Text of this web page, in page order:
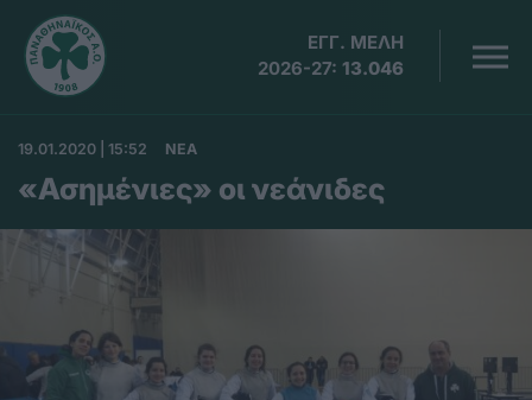
ΕΓΓ. ΜΕΛΗ
2026-27: 13.046
19.01.2020 | 15:52 ΝΕΑ
«Ασημένιες» οι νεάνιδες